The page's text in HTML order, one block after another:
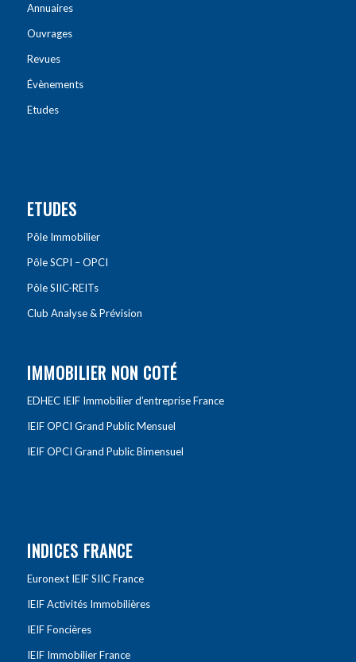
Annuaires
Ouvrages
Revues
Évènements
Etudes
ETUDES
Pôle Immobilier
Pôle SCPI – OPCI
Pôle SIIC-REITs
Club Analyse & Prévision
IMMOBILIER NON COTÉ
EDHEC IEIF Immobilier d’entreprise France
IEIF OPCI Grand Public Mensuel
IEIF OPCI Grand Public Bimensuel
INDICES FRANCE
Euronext IEIF SIIC France
IEIF Activités Immobilières
IEIF Foncières
IEIF Immobilier France